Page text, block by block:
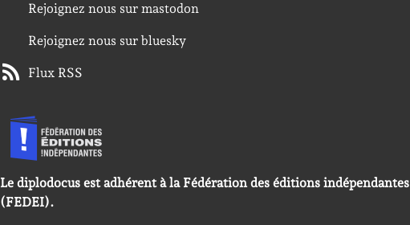
Rejoignez nous sur mastodon
Rejoignez nous sur bluesky
Flux RSS
Le diplodocus est adhérent à la Fédération des éditions indépendantes
(FEDEI).